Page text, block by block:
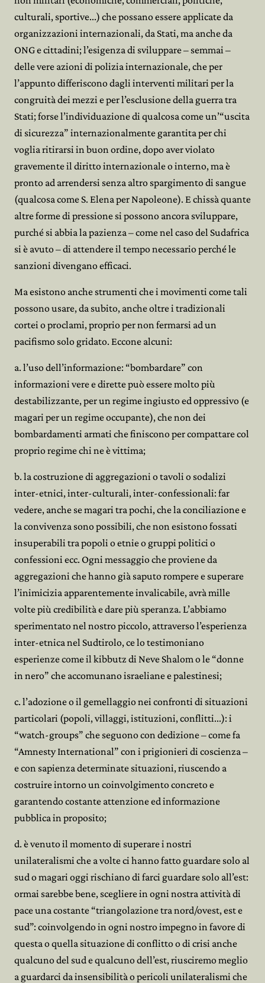
culturali, sportive...) che possano essere applicate da
organizzazioni internazionali, da Stati, ma anche da
ONG e cittadini; l’esigenza di sviluppare – semmai –
delle vere azioni di polizia internazionale, che per
l’appunto differiscono dagli interventi militari per la
congruità dei mezzi e per l’esclusione della guerra tra
Stati; forse l’individuazione di qualcosa come un’“uscita
di sicurezza” internazionalmente garantita per chi
voglia ritirarsi in buon ordine, dopo aver violato
gravemente il diritto internazionale o interno, ma è
pronto ad arrendersi senza altro spargimento di sangue
(qualcosa come S. Elena per Napoleone). E chissà quante
altre forme di pressione si possono ancora sviluppare,
purché si abbia la pazienza – come nel caso del Sudafrica
si è avuto – di attendere il tempo necessario perché le
sanzioni divengano efficaci.
Ma esistono anche strumenti che i movimenti come tali
possono usare, da subito, anche oltre i tradizionali
cortei o proclami, proprio per non fermarsi ad un
pacifismo solo gridato. Eccone alcuni:
a. l’uso dell’informazione: “bombardare” con
informazioni vere e dirette può essere molto più
destabilizzante, per un regime ingiusto ed oppressivo (e
magari per un regime occupante), che non dei
bombardamenti armati che finiscono per compattare col
proprio regime chi ne è vittima;
b. la costruzione di aggregazioni o tavoli o sodalizi
inter-etnici, inter-culturali, inter-confessionali: far
vedere, anche se magari tra pochi, che la conciliazione e
la convivenza sono possibili, che non esistono fossati
insuperabili tra popoli o etnie o gruppi politici o
confessioni ecc. Ogni messaggio che proviene da
aggregazioni che hanno già saputo rompere e superare
l’inimicizia apparentemente invalicabile, avrà mille
volte più credibilità e dare più speranza. L’abbiamo
sperimentato nel nostro piccolo, attraverso l’esperienza
inter-etnica nel Sudtirolo, ce lo testimoniano
esperienze come il kibbutz di Neve Shalom o le “donne
in nero” che accomunano israeliane e palestinesi;
c. l’adozione o il gemellaggio nei confronti di situazioni
particolari (popoli, villaggi, istituzioni, conflitti...): i
“watch-groups” che seguono con dedizione – come fa
“Amnesty International” con i prigionieri di coscienza –
e con sapienza determinate situazioni, riuscendo a
costruire intorno un coinvolgimento concreto e
garantendo costante attenzione ed informazione
pubblica in proposito;
d. è venuto il momento di superare i nostri
unilateralismi che a volte ci hanno fatto guardare solo al
sud o magari oggi rischiano di farci guardare solo all’est:
ormai sarebbe bene, scegliere in ogni nostra attività di
pace una costante “triangolazione tra nord/ovest, est e
sud”: coinvolgendo in ogni nostro impegno in favore di
questa o quella situazione di conflitto o di crisi anche
qualcuno del sud e qualcuno dell’est, riusciremo meglio
a guardarci da insensibilità o pericoli unilateralismi che